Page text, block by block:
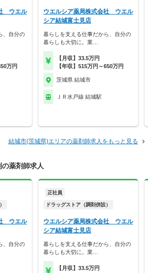
ウエル
、自分の
万円
ウエルシア薬局株式会社 ウエル
シア結城富士見店
暮らしを支える仕事だから、自分の
暮らしも大切に。業…
【月収】33.5万円
【年収】515万円～650万円
茨城県 結城市
ＪＲ水戸線 結城駅
結城市(茨城県)エリアの薬剤師求人をもっと見る
薬剤師求人
ウエル
、自分の
正社員
ドラッグストア（調剤併設）
ウエルシア薬局株式会社 ウエル
シア結城富士見店
暮らしを支える仕事だから、自分の
暮らしも大切に。業…
【月収】33.5万円